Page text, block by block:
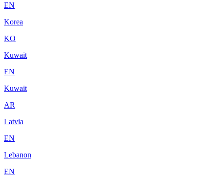
EN
Korea
KO
Kuwait
EN
Kuwait
AR
Latvia
EN
Lebanon
EN